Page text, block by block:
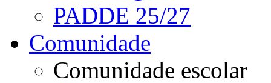
PADDE 25/27
Comunidade
Comunidade escolar